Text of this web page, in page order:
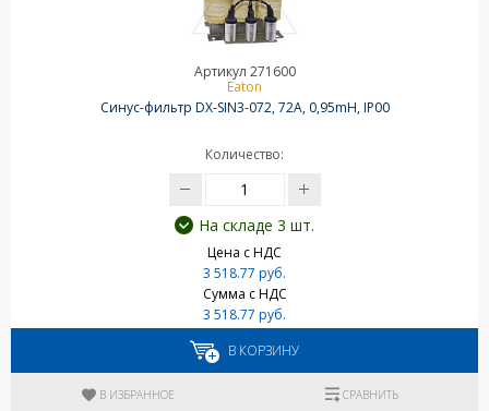
Артикул 271600
Eaton
Синус-фильтр DX-SIN3-072, 72A, 0,95mH, IP00
Количество:
На складе 3 шт.
Цена с НДС
3 518.77 руб.
Сумма с НДС
3 518.77 руб.
В КОРЗИНУ
В ИЗБРАННОЕ СРАВНИТЬ